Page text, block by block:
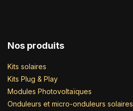
Nos produits
Kits solaires
Kits Plug & Play
Modules Photovoltaïques
Onduleurs et micro-onduleurs solaires